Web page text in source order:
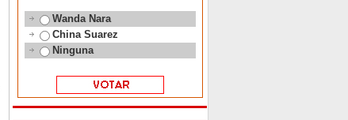
Wanda Nara
China Suarez
Ninguna